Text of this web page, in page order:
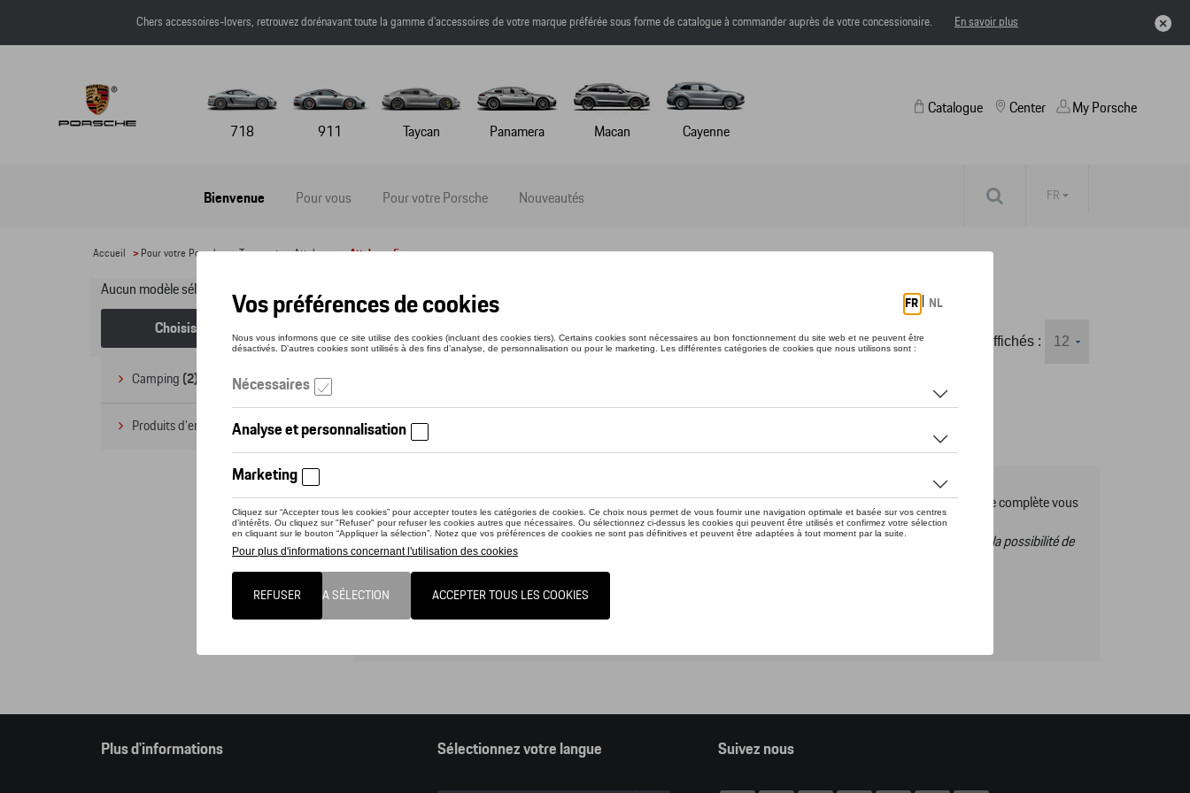
Chers accessoires-lovers, retrouvez dorénavant toute la gamme d’accessoires de votre marque préférée sous forme de catalogue à commander auprès de votre concessionaire. En savoir plus
718 911 Taycan Panamera Macan Cayenne
Catalogue
Bienvenue Pour vous Pour votre Porsche Nouveautés
Center My Porsche
FR
Accueil > Pour votre Porsche >Transport >Attelages > Attelages fixes
Aucun modèle sélectionné (Tout afficher)
Choisissez un modèle
Camping (2)
Produits d'entretien(1)
Attelages fixes
Nombre d'éléments affichés :
Cet online shop vous présente une sélection d’articles de la gamme accessoires Tequipment, pour découvrir la gamme complète vous
pouvez consulter notre Moteur de recherche d’accessoires Tequipment.
Attention, en cliquant sur le lien du catalogue vous sortez du online shop et dans ce catalogue vous n’aurez donc pas la possibilité de
commander des articles en ligne.
Catalogue Porsche
Plus d'informations Sélectionnez votre langue Suivez nous